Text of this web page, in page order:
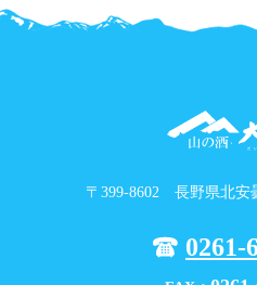
〒399-8602 長野県北安
0261-